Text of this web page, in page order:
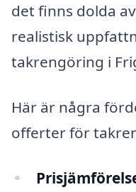
det finns dolda
realistisk
takrengöring i
Här är några
offerter för